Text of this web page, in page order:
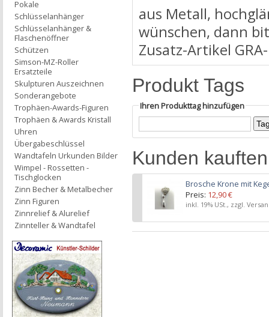
aus Metall,
wünschen, dann
Zusatz-Artikel
Produkt Tags
Ihren Produkttag hinzufügen
Kunden
Brosche Krone mit
Preis: 12,90 €
inkl. 19% USt., zzgl.
Pokale
Schlüsselanhänger
Schlüsselanhänger &
Flaschenöffner
Schützen
Simson-MZ-Roller
Ersatzteile
Skulpturen Auszeichnen
Sonderangebote
Trophäen-Awards-Figuren
Trophäen & Awards Kristall
Uhren
Übergabeschlüssel
Wandtafeln Urkunden Bilder
Wimpel - Rossetten -
Tischglocken
Zinn Becher & Metalbecher
Zinn Figuren
Zinnrelief & Alurelief
Zinnteller & Wandtafel